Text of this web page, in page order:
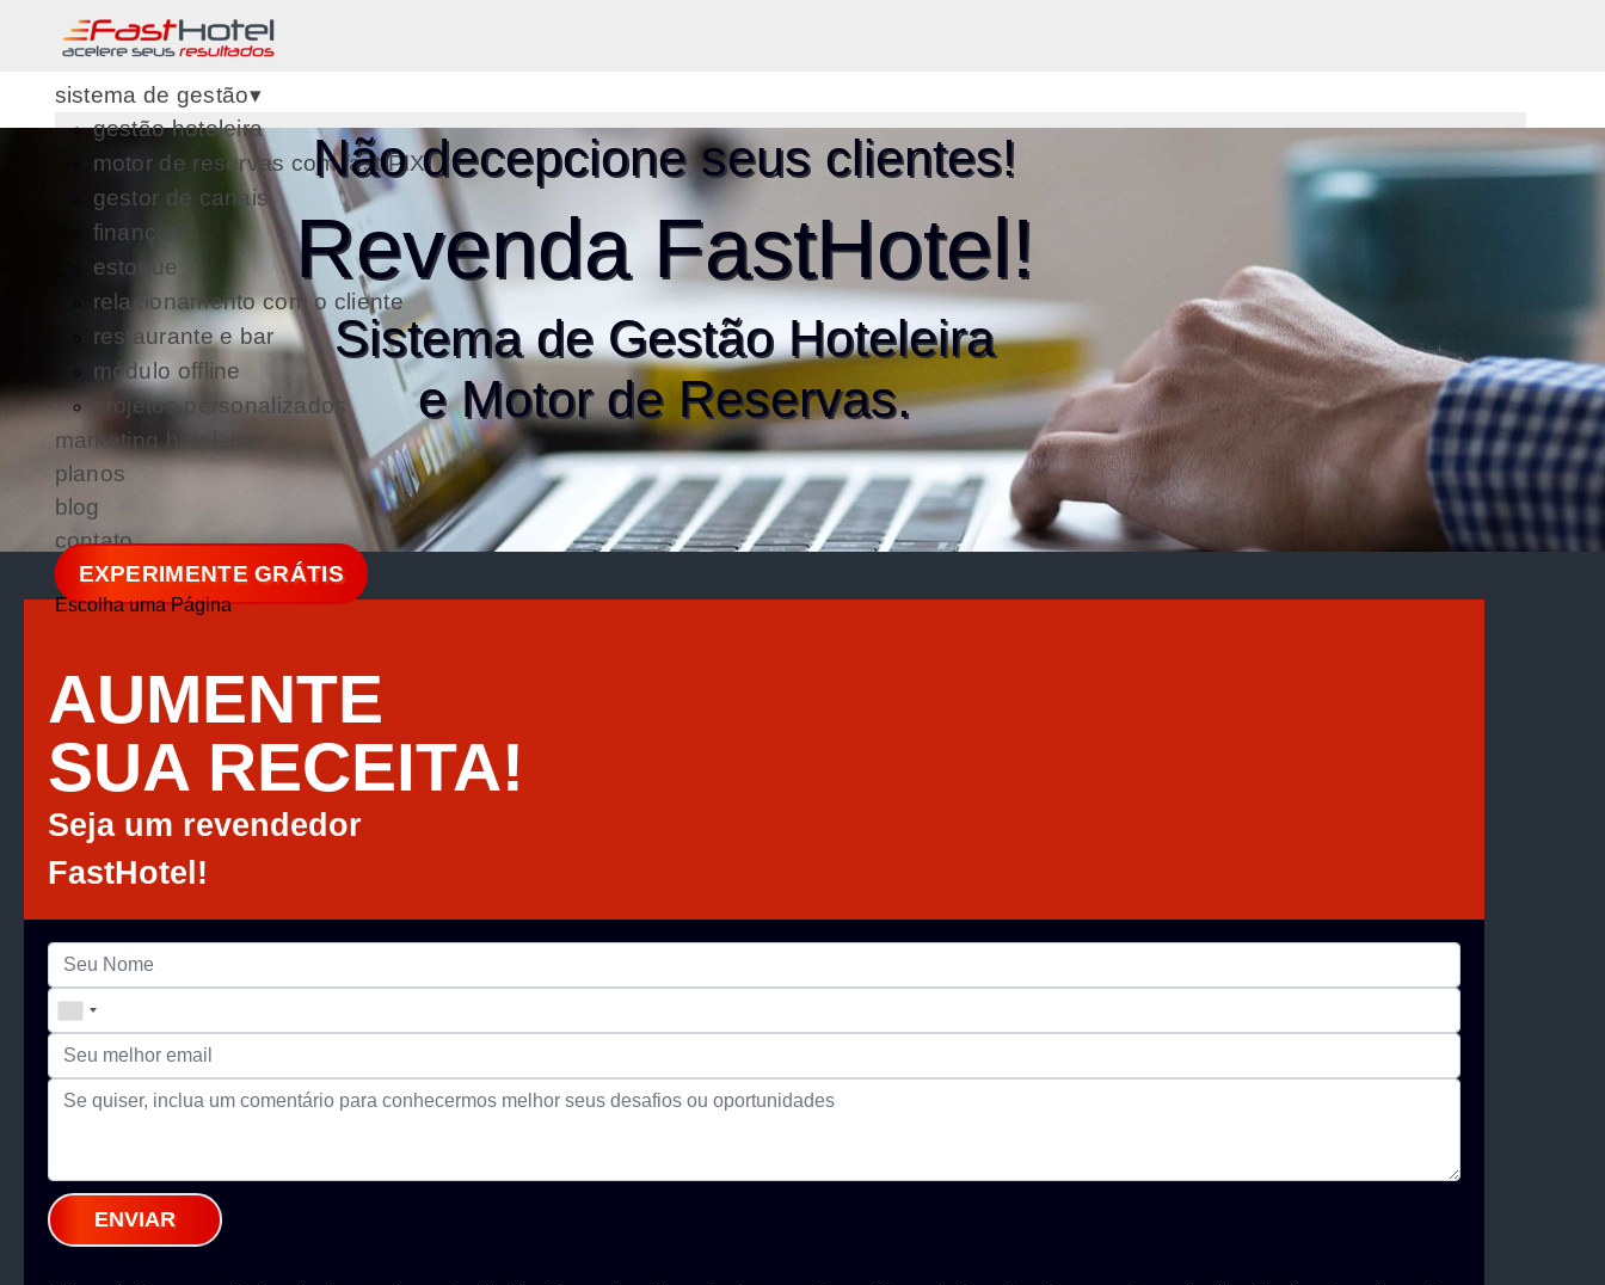
sistema de gestão▾
gestão hoteleira
motor de reservas com fast PIX
gestor de canais
finanças
estoque
relacionamento com o cliente
restaurante e bar
módulo offline
projetos personalizados
marketing hoteleiro
planos
blog
contato
EXPERIMENTE GRÁTIS
Escolha uma Página
Não decepcione seus clientes!
Revenda FastHotel!
Sistema de Gestão Hoteleira
e Motor de Reservas.
AUMENTE
SUA RECEITA!
Seja um revendedor
FastHotel!
ENVIAR